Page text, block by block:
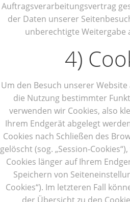
Auftragsverarbeitungsvertrag
der Daten unserer
unberechtigte Weitergabe
4)
Um den Besuch unserer
die Nutzung bestimmter
verwenden wir Cookies, also
Ihrem Endgerät abgelegt
Cookies nach Schließen des
gelöscht (sog. „Session-
Cookies länger auf Ihrem
Speichern von
Cookies“). Im letzteren Fall